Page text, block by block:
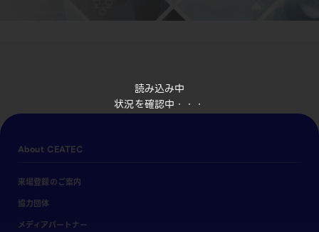
読み込み中
状況を確認中・・・
About CEATEC
来場登録のご案内
協力団体
メディアパートナー